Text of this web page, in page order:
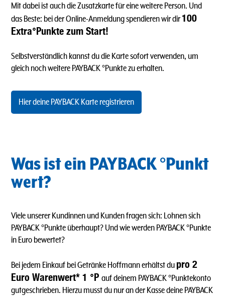
Mit dabei ist auch die Zusatzkarte für eine weitere Person. Und
das Beste: bei der Online-Anmeldung spendieren wir dir100
Extra°Punkte zum Start!
Selbstverständlich kannst du die Karte sofort verwenden, um
gleich noch weitere PAYBACK °Punkte zu erhalten.
Hier deine PAYBACK Karte registrieren
Was ist ein PAYBACK °Punkt
wert?
Viele unserer Kundinnen und Kunden fragen sich: Lohnen sich
PAYBACK °Punkte überhaupt? Und wie werden PAYBACK °Punkte
in Euro bewertet?
Bei jedem Einkauf bei Getränke Hoffmann erhältst du pro 2
Euro Warenwert* 1 °P auf deinem PAYBACK °Punktekonto
gutgeschrieben. Hierzu musst du nur an der Kasse deine PAYBACK